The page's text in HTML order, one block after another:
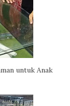
untuk Anak